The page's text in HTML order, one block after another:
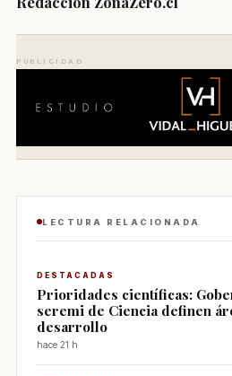
PUBLICIDAD
LECTURA RELACIONADA
DESTACADAS
Prioridades científicas:
seremi de Ciencia definen
desarrollo
hace 21 h